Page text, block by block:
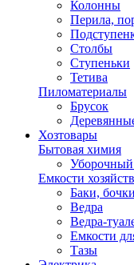
Колонны
Перила,
Столбы
Ступеньки
Тетива
Пиломатериалы
Брусок
Хозтовары
Бытовая химия
Уборочный
Емкости
Баки, бочки
Ведра
Ведра-
Емкости
Тазы